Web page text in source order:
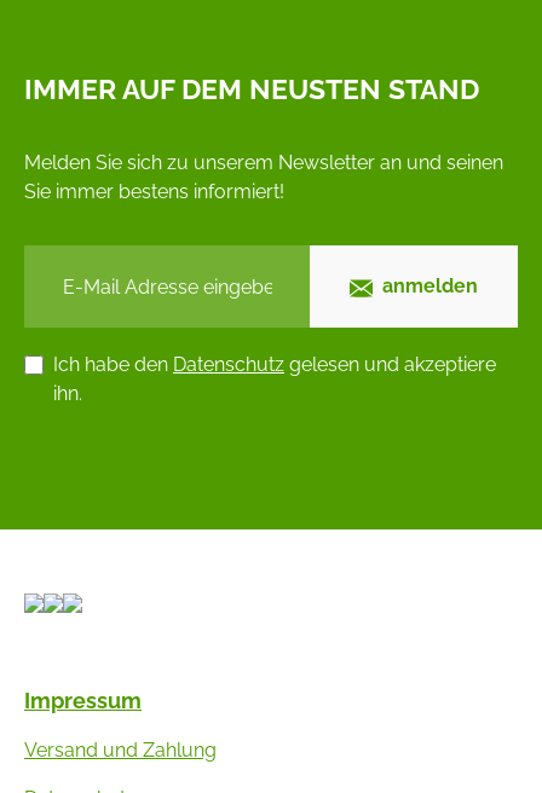
IMMER AUF DEM NEUSTEN STAND
Melden Sie sich zu unserem Newsletter an und seinen
Sie immer bestens informiert!
anmelden
Ich habe den Datenschutz gelesen und akzeptiere
ihn.
Impressum
Versand und Zahlung